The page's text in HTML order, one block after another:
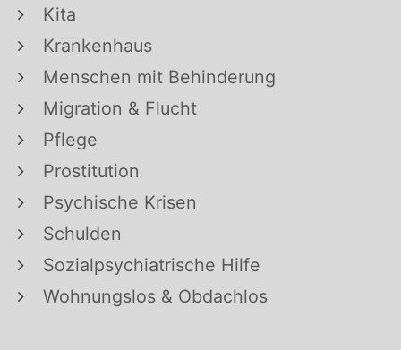
Kita
Krankenhaus
Menschen mit Behinderung
Migration & Flucht
Pflege
Prostitution
Psychische Krisen
Schulden
Sozialpsychiatrische Hilfe
Wohnungslos & Obdachlos